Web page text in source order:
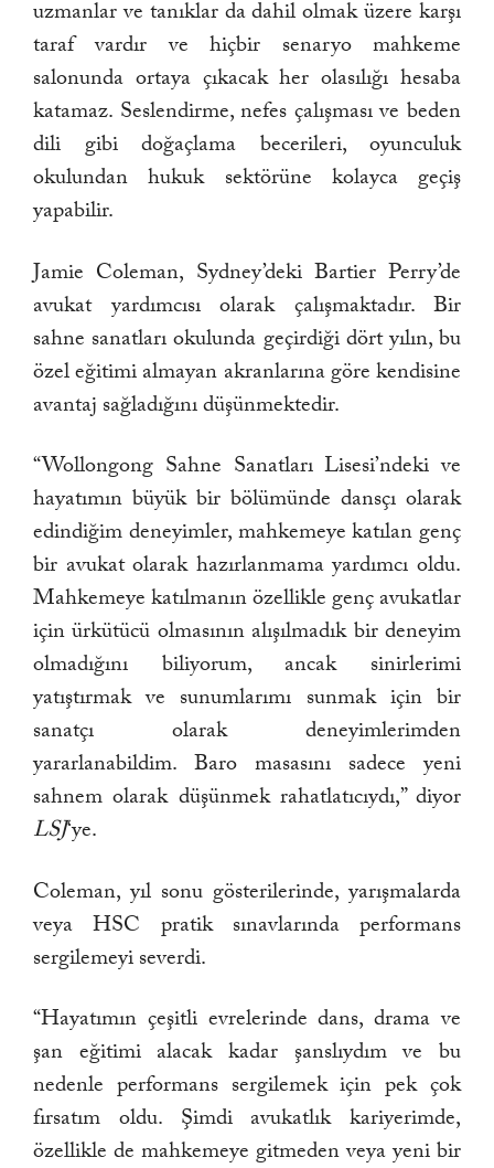
uzmanlar ve tanıklar da dahil olmak üzere karşı
taraf vardır ve hiçbir senaryo mahkeme
salonunda ortaya çıkacak her olasılığı hesaba
katamaz. Seslendirme, nefes çalışması ve beden
dili gibi doğaçlama becerileri, oyunculuk
okulundan hukuk sektörüne kolayca geçiş
yapabilir.
Jamie Coleman, Sydney’deki Bartier Perry’de
avukat yardımcısı olarak çalışmaktadır. Bir
sahne sanatları okulunda geçirdiği dört yılın, bu
özel eğitimi almayan akranlarına göre kendisine
avantaj sağladığını düşünmektedir.
“Wollongong Sahne Sanatları Lisesi’ndeki ve
hayatımın büyük bir bölümünde dansçı olarak
edindiğim deneyimler, mahkemeye katılan genç
bir avukat olarak hazırlanmama yardımcı oldu.
Mahkemeye katılmanın özellikle genç avukatlar
için ürkütücü olmasının alışılmadık bir deneyim
olmadığını biliyorum, ancak sinirlerimi
yatıştırmak ve sunumlarımı sunmak için bir
sanatçı olarak deneyimlerimden
yararlanabildim. Baro masasını sadece yeni
sahnem olarak düşünmek rahatlatıcıydı,” diyor
LSJ‘ye.
Coleman, yıl sonu gösterilerinde, yarışmalarda
veya HSC pratik sınavlarında performans
sergilemeyi severdi.
“Hayatımın çeşitli evrelerinde dans, drama ve
şan eğitimi alacak kadar şanslıydım ve bu
nedenle performans sergilemek için pek çok
fırsatım oldu. Şimdi avukatlık kariyerimde,
özellikle de mahkemeye gitmeden veya yeni bir